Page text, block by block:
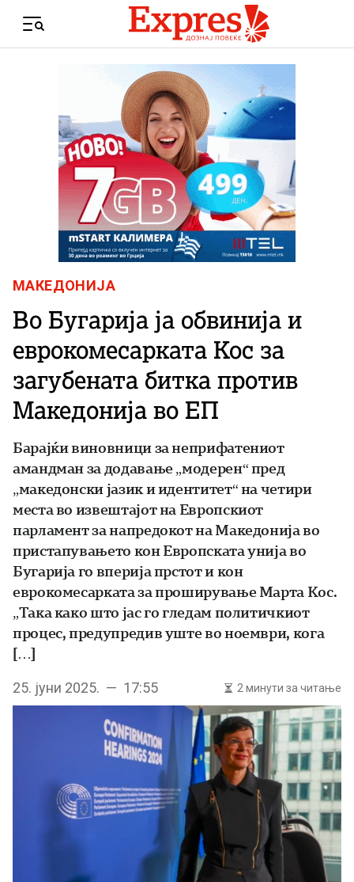
Menu
МАКЕДОНИЈА
Во Бугарија ја обвинија и
еврокомесарката Кос за
загубената битка против
Македонија во ЕП
Барајќи виновници за неприфатениот
амандман за додавање „модерен“ пред
„македонски јазик и идентитет“ на четири
места во извештајот на Европскиот
парламент за напредокот на Македонија во
пристапувањето кон Европската унија во
Бугарија го вперија прстот и кон
еврокомесарката за проширување Марта Кос.
„Така како што јас го гледам политичкиот
процес, предупредив уште во ноември, кога
[…]
25. јуни 2025. — 17:55 2 минути за читање